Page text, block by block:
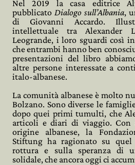
Nel 2019 la casa editrice
pubblicato Dialogo sull’Albania,
di Giovanni Accardo.
intellettuale tra Alexander
Leogrande, i loro sguardi così
che entrambi hanno ben
presentazioni del libro
altre persone interessate a
italo-albanese.
La comunità albanese è molto
Bolzano. Sono diverse le
dopo quei primi tumulti, che
articoli e diari di viaggio.
origine albanese, la
Stiftung ha ragionato su
rottura e sulla speranza di
solidale, che ancora oggi ci